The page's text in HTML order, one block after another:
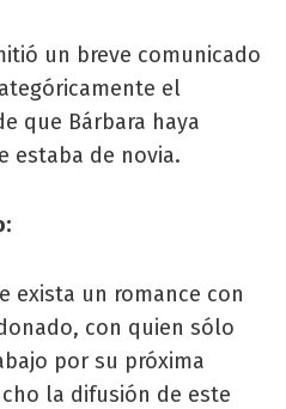
un breve comunicado
el
que Bárbara haya
estaba de novia.
exista un romance con
con quien sólo
por su próxima
la difusión de este